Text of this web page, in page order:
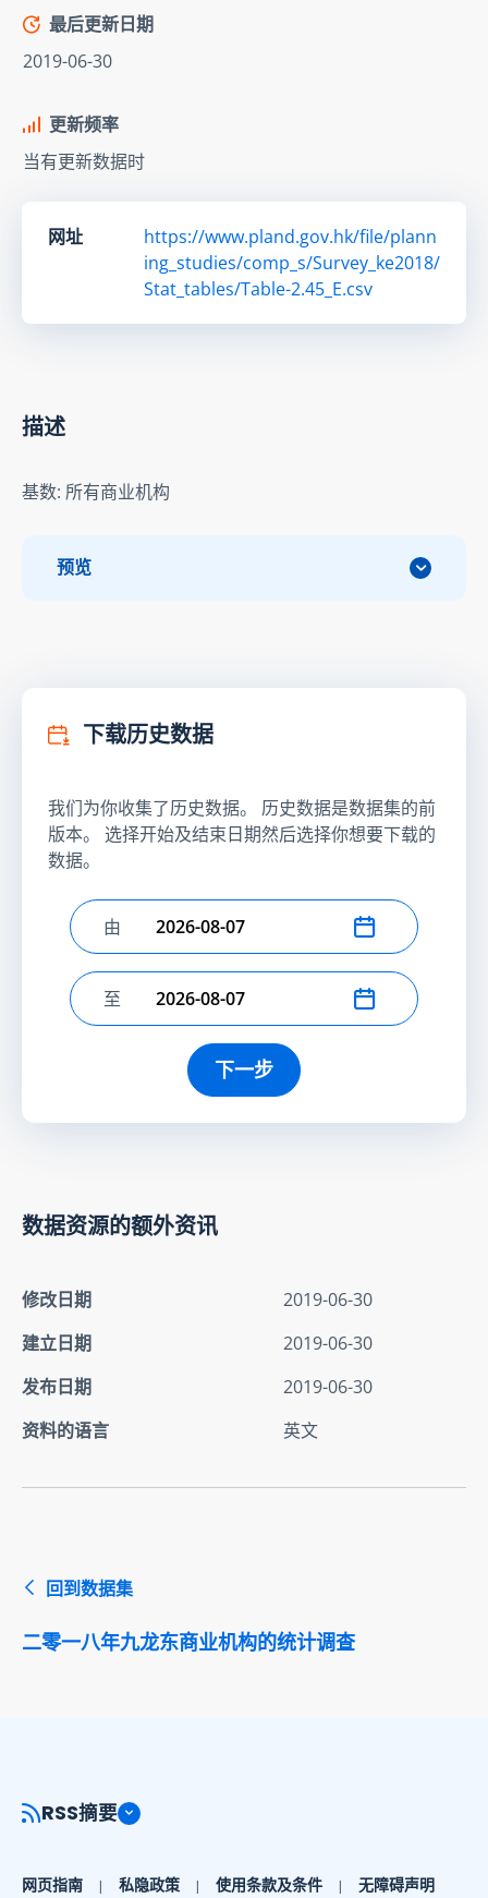
最后更新日期
2019-06-30
更新频率
当有更新数据时
网址
https://www.pland.gov.hk/file/plann
ing_studies/comp_s/Survey_ke2018/
Stat_tables/Table-2.45_E.csv
描述
基数: 所有商业机构
预览
下载历史数据
我们为你收集了历史数据。 历史数据是数据集的前
版本。 选择开始及结束日期然后选择你想要下载的
数据。
选择开始日期
由
选择结束日期
至
下一步
数据资源的额外资讯
修改日期
2019-06-30
建立日期
2019-06-30
发布日期
2019-06-30
资料的语言
英文
回到数据集
二零一八年九龙东商业机构的统计调查
RSS摘要
网页指南 私隐政策 使用条款及条件 无障碍声明